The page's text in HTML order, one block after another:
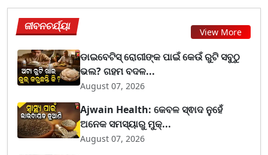
ଜୀବନଚର୍ଯ୍ୟା View More
ଡାଇବେଟିସ୍ ରୋଗୀଙ୍କ ପାଇଁ କେଉଁ ରୁଟି ସବୁଠୁ
ଭଲ? ଗହମ ବଦଳ...
August 07, 2026
Ajwain Health: କେବଳ ସ୍ଵାଦ ନୁହେଁ
ଅନେକ ସମସ୍ୟାରୁ ମୁକ୍...
August 07, 2026